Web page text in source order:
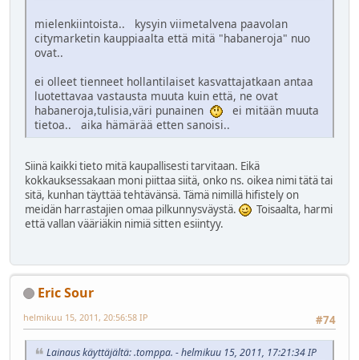
mielenkiintoista.. kysyin viimetalvena paavolan
citymarketin kauppiaalta että mitä "habaneroja" nuo
ovat..
ei olleet tienneet hollantilaiset kasvattajatkaan antaa
luotettavaa vastausta muuta kuin että, ne ovat
habaneroja,tulisia,väri punainen
ei mitään muuta
tietoa.. aika hämärää etten sanoisi..
Siinä kaikki tieto mitä kaupallisesti tarvitaan. Eikä
kokkauksessakaan moni piittaa siitä, onko ns. oikea nimi tätä tai
sitä, kunhan täyttää tehtävänsä. Tämä nimillä hifistely on
meidän harrastajien omaa pilkunnysväystä.
Toisaalta, harmi
että vallan vääriäkin nimiä sitten esiintyy.
Eric Sour
#74
helmikuu 15, 2011, 20:56:58 IP
Lainaus käyttäjältä: .tomppa. - helmikuu 15, 2011, 17:21:34 IP